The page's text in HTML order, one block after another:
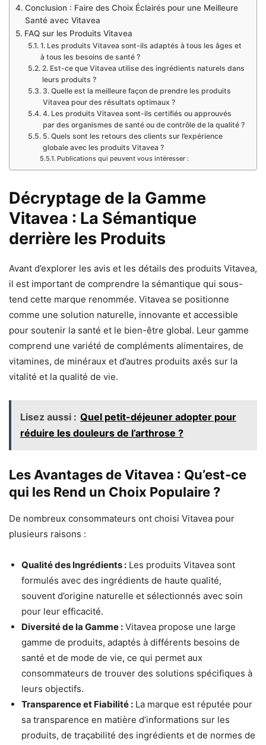
Conclusion : Faire des Choix Éclairés pour une Meilleure
Santé avec Vitavea
FAQ sur les Produits Vitavea
1. Les produits Vitavea sont-ils adaptés à tous les âges et
à tous les besoins de santé ?
2. Est-ce que Vitavea utilise des ingrédients naturels dans
leurs produits ?
3. Quelle est la meilleure façon de prendre les produits
Vitavea pour des résultats optimaux ?
4. Les produits Vitavea sont-ils certifiés ou approuvés
par des organismes de santé ou de contrôle de la qualité ?
5. Quels sont les retours des clients sur l’expérience
globale avec les produits Vitavea ?
Publications qui peuvent vous intéresser :
Décryptage de la Gamme
Vitavea : La Sémantique
derrière les Produits
Avant d’explorer les avis et les détails des produits Vitavea,
il est important de comprendre la sémantique qui sous-
tend cette marque renommée. Vitavea se positionne
comme une solution naturelle, innovante et accessible
pour soutenir la santé et le bien-être global. Leur gamme
comprend une variété de compléments alimentaires, de
vitamines, de minéraux et d’autres produits axés sur la
vitalité et la qualité de vie.
Lisez aussi : Quel petit-déjeuner adopter pour
réduire les douleurs de l’arthrose ?
Les Avantages de Vitavea : Qu’est-ce
qui les Rend un Choix Populaire ?
De nombreux consommateurs ont choisi Vitavea pour
plusieurs raisons :
Qualité des Ingrédients : Les produits Vitavea sont
formulés avec des ingrédients de haute qualité,
souvent d’origine naturelle et sélectionnés avec soin
pour leur efficacité.
Diversité de la Gamme : Vitavea propose une large
gamme de produits, adaptés à différents besoins de
santé et de mode de vie, ce qui permet aux
consommateurs de trouver des solutions spécifiques à
leurs objectifs.
Transparence et Fiabilité : La marque est réputée pour
sa transparence en matière d’informations sur les
produits, de traçabilité des ingrédients et de normes de